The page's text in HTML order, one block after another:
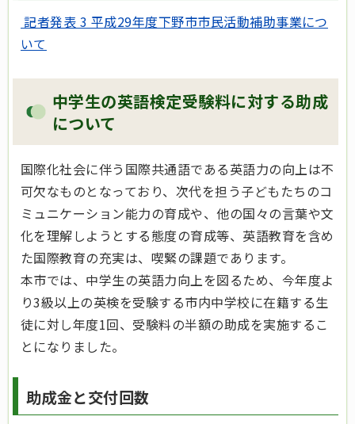
記者発表 3 平成29年度下野市市民活動補助事業につ
いて
中学生の英語検定受験料に対する助成
について
国際化社会に伴う国際共通語である英語力の向上は不
可欠なものとなっており、次代を担う子どもたちのコ
ミュニケーション能力の育成や、他の国々の言葉や文
化を理解しようとする態度の育成等、英語教育を含め
た国際教育の充実は、喫緊の課題であります。
本市では、中学生の英語力向上を図るため、今年度よ
り3級以上の英検を受験する市内中学校に在籍する生
徒に対し年度1回、受験料の半額の助成を実施するこ
とになりました。
助成金と交付回数